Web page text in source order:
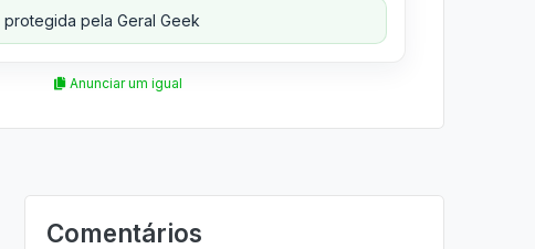
protegida pela Geral Geek
Anunciar um igual
Comentários